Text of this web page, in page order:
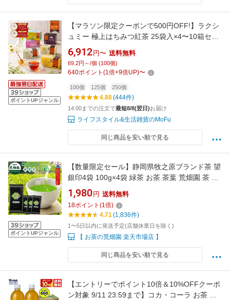
ポイントUPジャンル
【マラソン限定クーポンで500円OFF!】ラクシ
ュミー 極上はちみつ紅茶 25袋入×4〜10箱セッ
ト 蜂蜜紅茶 ティーバッグ おしゃれ 個包装 紅茶
専門店Lakshimi お茶 女性 ティーパック
6,912 円〜 送料無料
69.2円～/個 (100個)
640ポイント (1倍+9倍UP)〜
100個 125個 250個
4.88(444件)
14:00までの注文で最短8/8(翌日)お届け
ライフスタイル&生活雑貨のMoFu
同じ商品を安い順で見る
ポイントUPジャンル
【数量限定セール】静岡県牧之原ブランド茶 望
銀印4袋 100g×4袋 緑茶 お茶 茶葉 荒畑園 茶 健
康茶 水出し茶 日本茶 煎茶 富士山 深蒸し茶 深
むし茶 被覆茶 かぶせ茶 静岡土産 送料無料 メー
ル便配送
1,980 円 送料無料
18ポイント (1倍)
4.71(1,836件)
1〜5日以内に発送予定(店舗休業日を除く)
【 お茶の荒畑園 楽天市場店 】
同じ商品を安い順で見る
【エントリーでポイント10倍＆10%OFFクーポ
ン対象 9/11 23:59まで】コカ・コーラ お茶 綾